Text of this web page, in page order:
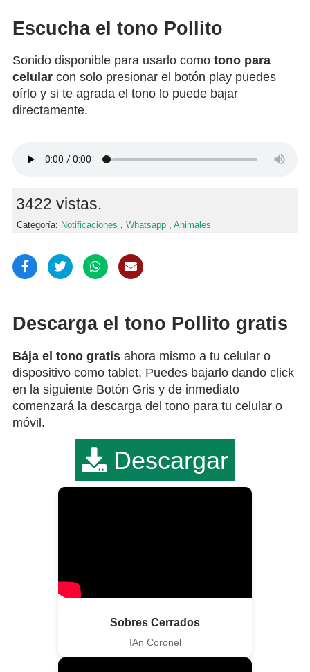
Escucha el tono Pollito
Sonido disponible para usarlo como tono para
celular con solo presionar el botón play puedes
oírlo y si te agrada el tono lo puede bajar
directamente.
3422 vistas.
Categoría: Notificaciones , Whatsapp , Animales
Descarga el tono Pollito gratis
Bája el tono gratis ahora mismo a tu celular o
dispositivo como tablet. Puedes bajarlo dando click
en la siguiente Botón Gris y de inmediato
comenzará la descarga del tono para tu celular o
móvil.
Descargar
Sobres Cerrados
IAn Coronel